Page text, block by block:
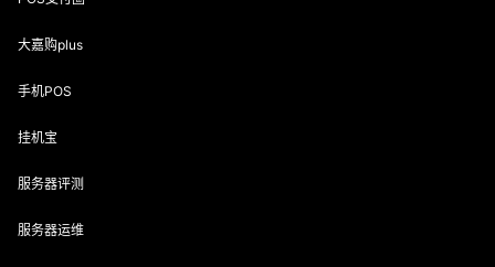
大嘉购plus
手机POS
挂机宝
服务器评测
服务器运维